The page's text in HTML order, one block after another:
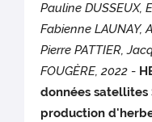
Pauline DUSSEUX,
Fabienne LAUNAY,
Pierre PATTIER,
FOUGÈRE, 2022 -
données
production